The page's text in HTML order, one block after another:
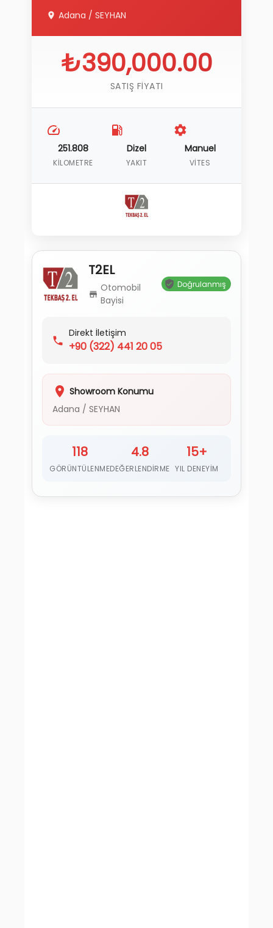
Adana / SEYHAN
₺390,000.00
SATIŞ FIYATI
251.808
KILOMETRE
Dizel
YAKIT
Manuel
VITES
T2EL
Otomobil
Bayisi
Doğrulanmış
Direkt İletişim
+90 (322) 441 20 05
Showroom Konumu
Adana / SEYHAN
118
GÖRÜNTÜLENME
4.8
DEĞERLENDIRME
15+
YIL DENEYIM